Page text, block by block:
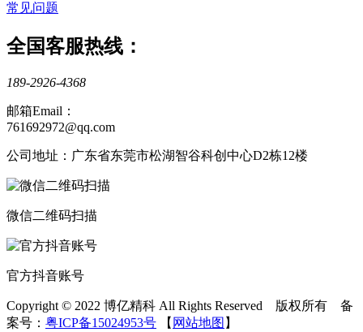
常见问题
全国客服热线：
189-2926-4368
邮箱Email：
761692972@qq.com
公司地址：广东省东莞市松湖智谷科创中心D2栋12楼
微信二维码扫描
官方抖音账号
Copyright © 2022 博亿精科 All Rights Reserved 版权所有 备
案号： 粤ICP备15024953号 【 网站地图 】